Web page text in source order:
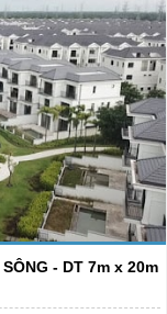
- DT 7m x 20m